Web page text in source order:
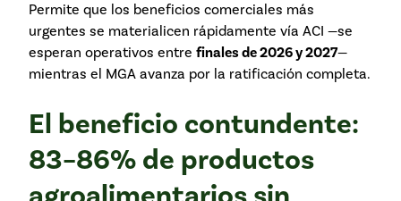
Permite que los beneficios comerciales más
urgentes se materialicen rápidamente vía ACI —se
esperan operativos entre finales de 2026 y 2027—
mientras el MGA avanza por la ratificación completa.
El beneficio contundente:
83–86% de productos